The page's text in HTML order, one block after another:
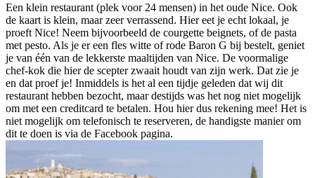
Een klein restaurant (plek voor 24 mensen) in het oude Nice. Ook
de kaart is klein, maar zeer verrassend. Hier eet je echt lokaal, je
proeft Nice! Neem bijvoorbeeld de courgette beignets, of de pasta
met pesto. Als je er een fles witte of rode Baron G bij bestelt, geniet
je van één van de lekkerste maaltijden van Nice. De voormalige
chef-kok die hier de scepter zwaait houdt van zijn werk. Dat zie je
en dat proef je! Inmiddels is het al een tijdje geleden dat wij dit
restaurant hebben bezocht, maar destijds was het nog niet mogelijk
om met een creditcard te betalen. Hou hier dus rekening mee! Het is
niet mogelijk om telefonisch te reserveren, de handigste manier om
dit te doen is via de Facebook pagina.